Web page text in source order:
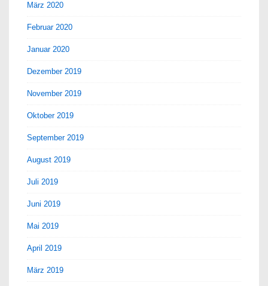
März 2020
Februar 2020
Januar 2020
Dezember 2019
November 2019
Oktober 2019
September 2019
August 2019
Juli 2019
Juni 2019
Mai 2019
April 2019
März 2019